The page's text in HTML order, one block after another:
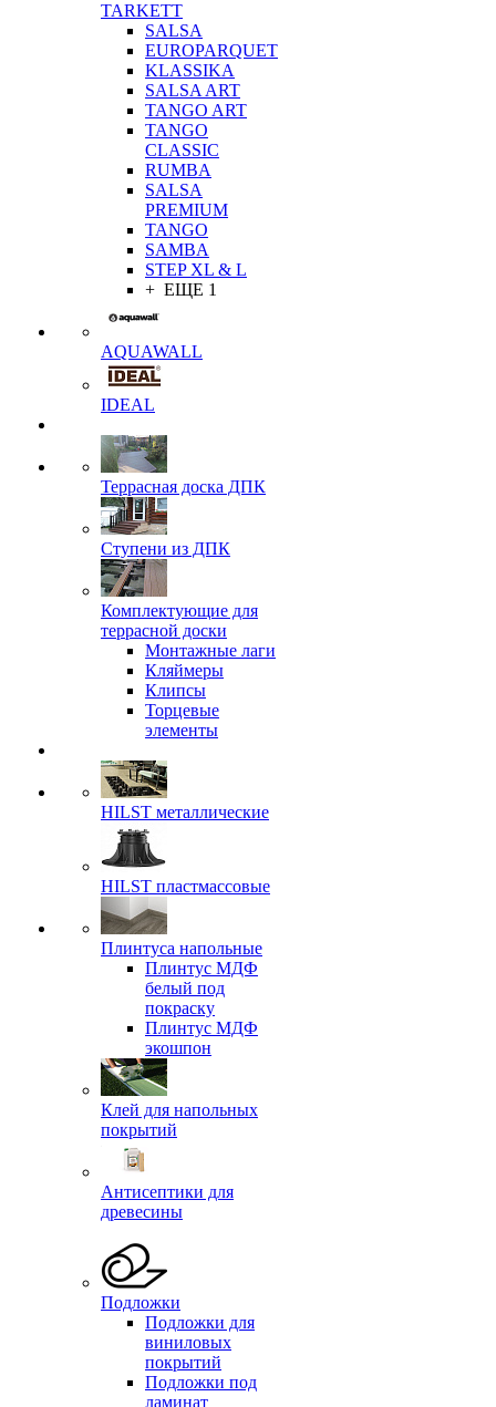
TARKETT
SALSA
EUROPARQUET
KLASSIKA
SALSA ART
TANGO ART
TANGO
CLASSIC
RUMBA
SALSA
PREMIUM
TANGO
SAMBA
STEP XL & L
+ ЕЩЕ 1
AQUAWALL
IDEAL
Террасная доска ДПК
Ступени из ДПК
Комплектующие для
террасной доски
Монтажные лаги
Кляймеры
Клипсы
Торцевые
элементы
HILST металлические
HILST пластмассовые
Плинтуса напольные
Плинтус МДФ
белый под
покраску
Плинтус МДФ
экошпон
Клей для напольных
покрытий
Антисептики для
древесины
Подложки
Подложки для
виниловых
покрытий
Подложки под
ламинат